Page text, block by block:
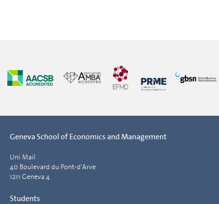
Geneva School of Economics and Management
Uni Mail
40 Boulevard du Pont-d'Arve
1211 Geneva 4
Students